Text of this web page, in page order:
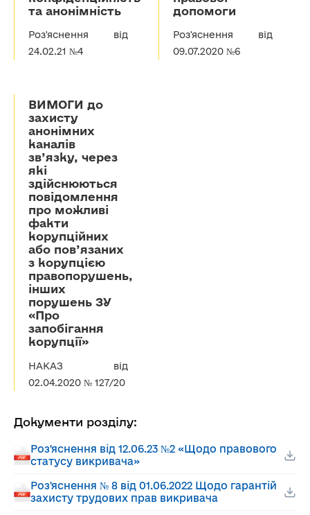
та анонімність
Роз'яснення від
24.02.21 №4
допомоги
Роз'яснення від
09.07.2020 №6
ВИМОГИ до
захисту
анонімних
каналів
зв’язку, через
які
здійснюються
повідомлення
про можливі
факти
корупційних
або пов’язаних
з корупцією
правопорушень,
інших
порушень ЗУ
«Про
запобігання
корупції»
НАКАЗ від
02.04.2020 № 127/20
Документи розділу:
Роз'яснення від 12.06.23 №2 «Щодо правового
статусу викривача»
Роз'яснення № 8 від 01.06.2022 Щодо гарантій
захисту трудових прав викривача